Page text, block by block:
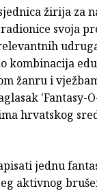
žirija za
svoja
kombinacija
žanru i
'Fantasy-
hrvatskog
jednu
aktivnog